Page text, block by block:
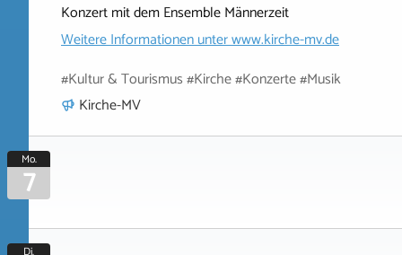
Konzert mit dem Ensemble Männerzeit
Weitere Informationen unterwww.kirche-mv.de
#Kultur & Tourismus #Kirche #Konzerte #Musik
Kirche-MV
Mo.
7